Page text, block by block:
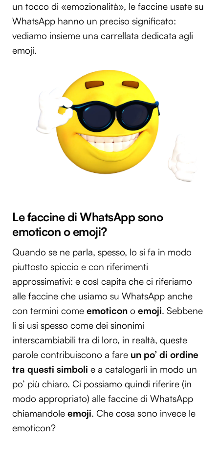
un tocco di «emozionalità», le faccine usate su
WhatsApp hanno un preciso significato:
vediamo insieme una carrellata dedicata agli
emoji.
Le faccine di WhatsApp sono
emoticon o emoji?
Quando se ne parla, spesso, lo si fa in modo
piuttosto spiccio e con riferimenti
approssimativi: e così capita che ci riferiamo
alle faccine che usiamo su WhatsApp anche
con termini come emoticon o emoji. Sebbene
li si usi spesso come dei sinonimi
interscambiabili tra di loro, in realtà, queste
parole contribuiscono a fare un po’ di ordine
tra questi simboli e a catalogarli in modo un
po’ più chiaro. Ci possiamo quindi riferire (in
modo appropriato) alle faccine di WhatsApp
chiamandole emoji. Che cosa sono invece le
emoticon?